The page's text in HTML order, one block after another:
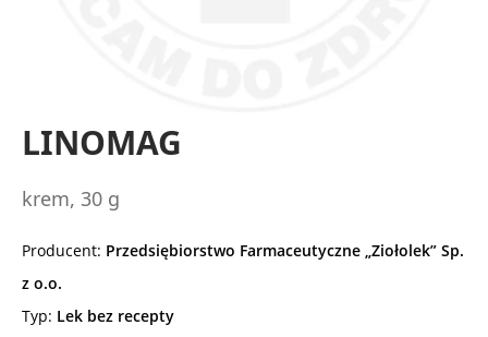
LINOMAG
krem, 30 g
Producent: Przedsiębiorstwo Farmaceutyczne „Ziołolek” Sp.
z o.o.
Typ: Lek bez recepty